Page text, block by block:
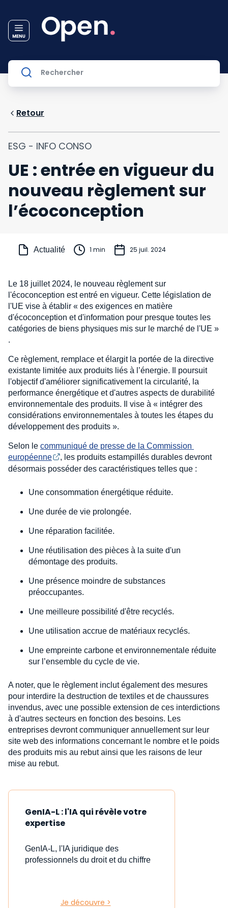
Retour
ESG - INFO CONSO
UE : entrée en vigueur du
nouveau règlement sur
l’écoconception
Actualité 1 min 25 juil. 2024
Le 18 juillet 2024, le nouveau règlement sur
l'écoconception est entré en vigueur. Cette législation de
l'UE vise à établir « des exigences en matière
d'écoconception et d'information pour presque toutes les
catégories de biens physiques mis sur le marché de l'UE »
.
Ce règlement, remplace et élargit la portée de la directive
existante limitée aux produits liés à l’énergie. Il poursuit
l'objectif d'améliorer significativement la circularité, la
performance énergétique et d'autres aspects de durabilité
environnementale des produits. Il vise à « intégrer des
considérations environnementales à toutes les étapes du
développement des produits ».
Selon le communiqué de presse de la Commission
européenne
, les produits estampillés durables devront
désormais posséder des caractéristiques telles que :
Une consommation énergétique réduite.
Une durée de vie prolongée.
Une réparation facilitée.
Une réutilisation des pièces à la suite d'un
démontage des produits.
Une présence moindre de substances
préoccupantes.
Une meilleure possibilité d'être recyclés.
Une utilisation accrue de matériaux recyclés.
Une empreinte carbone et environnementale réduite
sur l’ensemble du cycle de vie.
A noter, que le règlement inclut également des mesures
pour interdire la destruction de textiles et de chaussures
invendus, avec une possible extension de ces interdictions
à d'autres secteurs en fonction des besoins. Les
entreprises devront communiquer annuellement sur leur
site web des informations concernant le nombre et le poids
des produits mis au rebut ainsi que les raisons de leur
mise au rebut.
GenIA-L : l'IA qui révèle votre
expertise
GenIA-L, l'IA juridique des
professionnels du droit et du chiffre
Je découvre >